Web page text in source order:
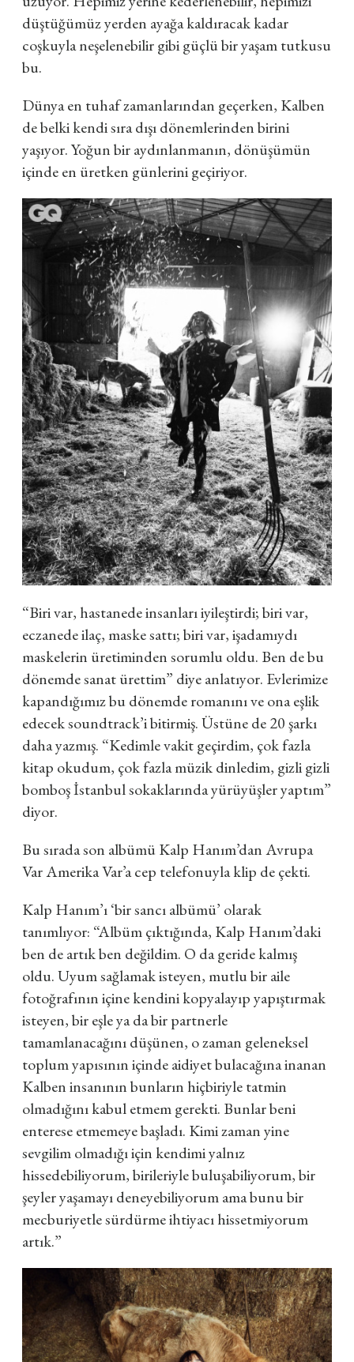
düştüğümüz yerden ayağa kaldıracak kadar
coşkuyla neşelenebilir gibi güçlü bir yaşam tutkusu
bu.
Dünya en tuhaf zamanlarından geçerken, Kalben
de belki kendi sıra dışı dönemlerinden birini
yaşıyor. Yoğun bir aydınlanmanın, dönüşümün
içinde en üretken günlerini geçiriyor.
“Biri var, hastanede insanları iyileştirdi; biri var,
eczanede ilaç, maske sattı; biri var, işadamıydı
maskelerin üretiminden sorumlu oldu. Ben de bu
dönemde sanat ürettim” diye anlatıyor. Evlerimize
kapandığımız bu dönemde romanını ve ona eşlik
edecek soundtrack’i bitirmiş. Üstüne de 20 şarkı
daha yazmış. “Kedimle vakit geçirdim, çok fazla
kitap okudum, çok fazla müzik dinledim, gizli gizli
bomboş İstanbul sokaklarında yürüyüşler yaptım”
diyor.
Bu sırada son albümü Kalp Hanım’dan Avrupa
Var Amerika Var’a cep telefonuyla klip de çekti.
Kalp Hanım’ı ‘bir sancı albümü’ olarak
tanımlıyor: “Albüm çıktığında, Kalp Hanım’daki
ben de artık ben değildim. O da geride kalmış
oldu. Uyum sağlamak isteyen, mutlu bir aile
fotoğrafının içine kendini kopyalayıp yapıştırmak
isteyen, bir eşle ya da bir partnerle
tamamlanacağını düşünen, o zaman geleneksel
toplum yapısının içinde aidiyet bulacağına inanan
Kalben insanının bunların hiçbiriyle tatmin
olmadığını kabul etmem gerekti. Bunlar beni
enterese etmemeye başladı. Kimi zaman yine
sevgilim olmadığı için kendimi yalnız
hissedebiliyorum, birileriyle buluşabiliyorum, bir
şeyler yaşamayı deneyebiliyorum ama bunu bir
mecburiyetle sürdürme ihtiyacı hissetmiyorum
artık.”